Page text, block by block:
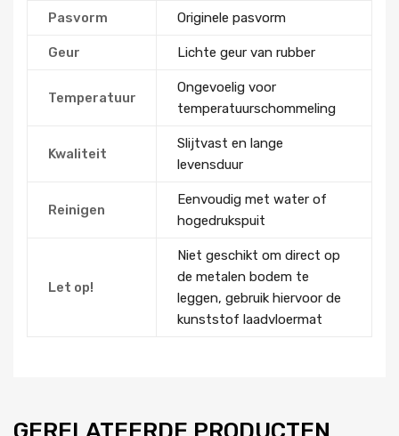
Pasvorm Originele pasvorm
Geur Lichte geur van rubber
Temperatuur
Ongevoelig voor
temperatuurschommeling
Kwaliteit
Slijtvast en lange
levensduur
Reinigen
Eenvoudig met water of
hogedrukspuit
Let op!
Niet geschikt om direct op
de metalen bodem te
leggen, gebruik hiervoor de
kunststof laadvloermat
GERELATEERDE PRODUCTEN